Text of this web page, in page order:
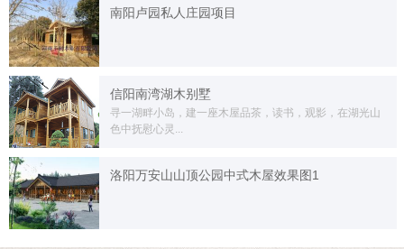
南阳卢园私人庄园项目
信阳南湾湖木别墅
寻一湖畔小岛，建一座木屋品茶，读书，观影，在湖光山
色中抚慰心灵...
洛阳万安山山顶公园中式木屋效果图1